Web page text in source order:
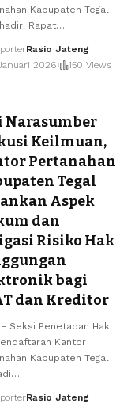
Kabupaten Tegal
Rapat…
Rasio Jateng
2026
150 Views
Narasumber
Keilmuan,
Pertanahan
Tegal
Aspek
dan
Risiko Hak
bagi
dan Kreditor
- Seksi Penetapan Hak
Kantor
Kabupaten Tegal
Rasio Jateng